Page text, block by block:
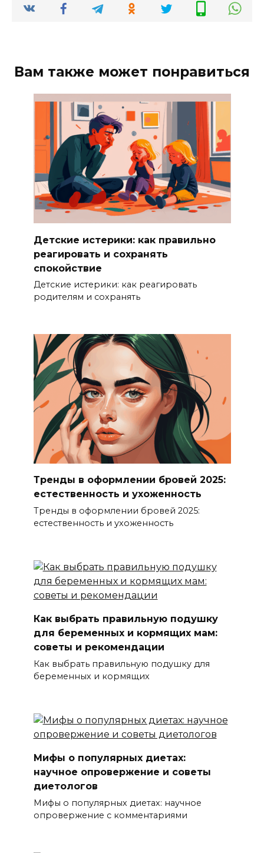
Вам также может понравиться
Детские истерики: как правильно
реагировать и сохранять
спокойствие
Детские истерики: как реагировать
родителям и сохранять
Тренды в оформлении бровей 2025:
естественность и ухоженность
Тренды в оформлении бровей 2025:
естественность и ухоженность
Как выбрать правильную подушку
для беременных и кормящих мам:
советы и рекомендации
Как выбрать правильную подушку для
беременных и кормящих
Мифы о популярных диетах:
научное опровержение и советы
диетологов
Мифы о популярных диетах: научное
опровержение с комментариями